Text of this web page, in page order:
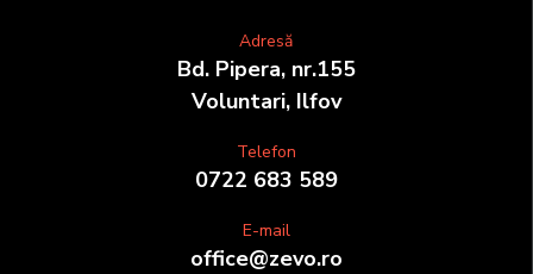
Adresă
Bd. Pipera, nr.155
Voluntari, Ilfov
Telefon
0722 683 589
E-mail
office@zevo.ro